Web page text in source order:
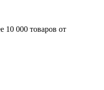
10 000 товаров от